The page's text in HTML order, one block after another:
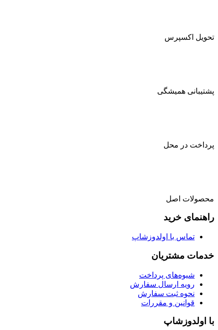
تحویل اکسپرس
پشتیبانی همیشگی
پرداخت در محل
محصولات اصل
راهنمای خرید
تماس با اولدوزشاپ
خدمات مشتریان
شیوه‌های پرداخت
رویه ارسال سفارش
نحوه ثبت سفارش
قوانین و مقررات
با اولدوزشاپ